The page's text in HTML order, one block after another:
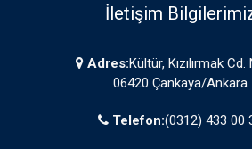
İletişim
Adres:Kültür, Kızılırmak Cd.
06420 Çankaya/Ankara
Telefon:(0312) 433 00